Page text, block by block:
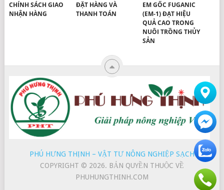
CHÍNH SÁCH GIAO
NHẬN HÀNG
ĐẶT HÀNG VÀ
THANH TOÁN
EM GỐC FUGANIC
(EM-1) ĐẠT HIỆU
QUẢ CAO TRONG
NUÔI TRỒNG THỦY
SẢN
PHÚ HƯNG THỊNH – VẬT TƯ NÔNG NGHIỆP SẠCH
COPYRIGHT © 2026. BẢN QUYỀN THUỘC VỀ
PHUHUNGTHINH.COM